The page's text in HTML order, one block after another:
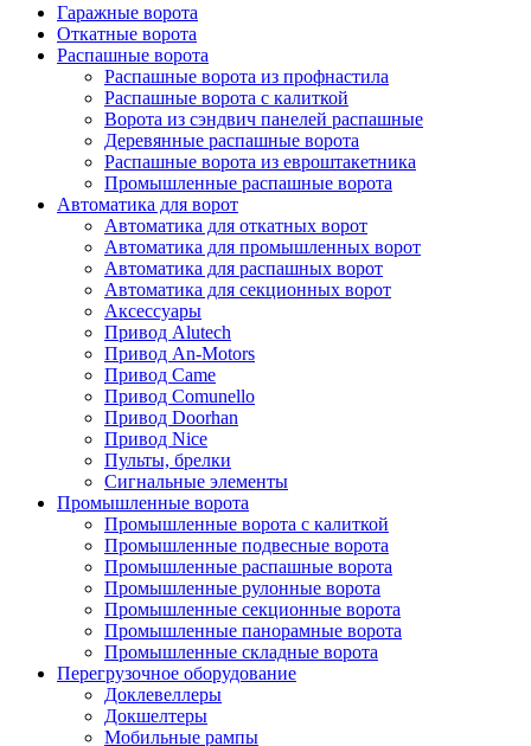
Гаражные ворота
Откатные ворота
Распашные ворота
Распашные ворота из профнастила
Распашные ворота с калиткой
Ворота из сэндвич панелей распашные
Деревянные распашные ворота
Распашные ворота из евроштакетника
Промышленные распашные ворота
Автоматика для ворот
Автоматика для откатных ворот
Автоматика для промышленных ворот
Автоматика для распашных ворот
Автоматика для секционных ворот
Аксессуары
Привод Alutech
Привод An-Motors
Привод Came
Привод Comunello
Привод Doorhan
Привод Nice
Пульты, брелки
Сигнальные элементы
Промышленные ворота
Промышленные ворота с калиткой
Промышленные подвесные ворота
Промышленные распашные ворота
Промышленные рулонные ворота
Промышленные секционные ворота
Промышленные панорамные ворота
Промышленные складные ворота
Перегрузочное оборудование
Доклевеллеры
Докшелтеры
Мобильные рампы